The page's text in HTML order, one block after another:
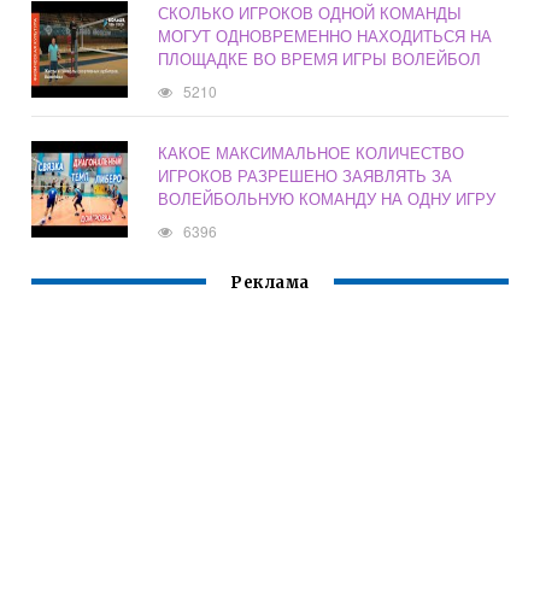
СКОЛЬКО ИГРОКОВ ОДНОЙ КОМАНДЫ
МОГУТ ОДНОВРЕМЕННО НАХОДИТЬСЯ НА
ПЛОЩАДКЕ ВО ВРЕМЯ ИГРЫ ВОЛЕЙБОЛ
5210
КАКОЕ МАКСИМАЛЬНОЕ КОЛИЧЕСТВО
ИГРОКОВ РАЗРЕШЕНО ЗАЯВЛЯТЬ ЗА
ВОЛЕЙБОЛЬНУЮ КОМАНДУ НА ОДНУ ИГРУ
6396
Реклама